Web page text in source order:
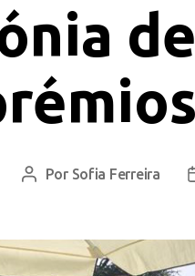
Por Sofia Ferreira